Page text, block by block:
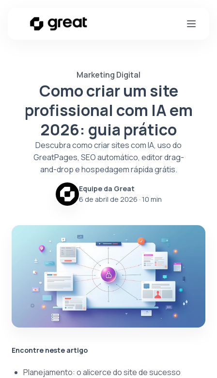
Marketing Digital
Como criar um site
profissional com IA em
2026: guia prático
Descubra como criar sites com IA, uso do
GreatPages, SEO automático, editor drag-
and-drop e hospedagem rápida grátis.
Equipe da Great
6 de abril de 2026 · 10 min
Encontre neste artigo
Planejamento: o alicerce do site de sucesso